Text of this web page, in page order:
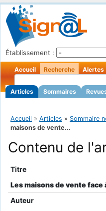
Établissement :
Accueil Recherche
Articles Sommaires
Alertes
Accueil » Articles » Sommaire
maisons de vente...
Contenu de
Titre
Les maisons de vente face
Auteur